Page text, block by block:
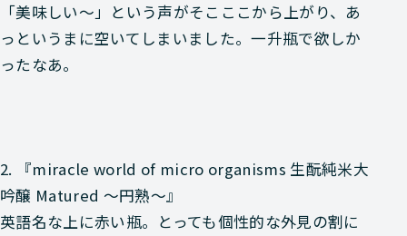
「美味しい〜」という声がそこここから上がり、あ
っというまに空いてしまいました。一升瓶で欲しか
ったなあ。
2. 『miracle world of micro organisms 生酛純米大
吟醸 Matured 〜円熟〜』
英語名な上に赤い瓶。とっても個性的な外見の割に